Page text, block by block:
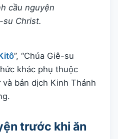
cầu nguyện
su Christ.
”, “Chúa Giê-su
khác phụ thuộc
bản dịch Kinh Thánh
trước khi ăn